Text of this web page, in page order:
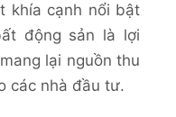
khía cạnh nổi bật
động sản là lợi
lại nguồn thu
các nhà đầu tư.